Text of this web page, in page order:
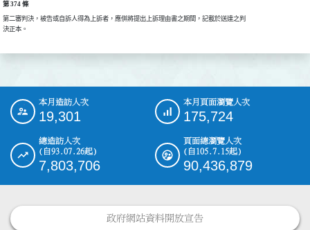
第 374 條
第二審判決，被告或自訴人得為上訴者，應併將提出上訴理由書之期間，記載於送達之判
::: 本月造訪人次
19,301
本月頁面瀏覽人次
175,724
總造訪人次
(自93.07.26起)
7,803,706
頁面總瀏覽人次
(自105.7.15起)
90,436,879
政府網站資料開放宣告